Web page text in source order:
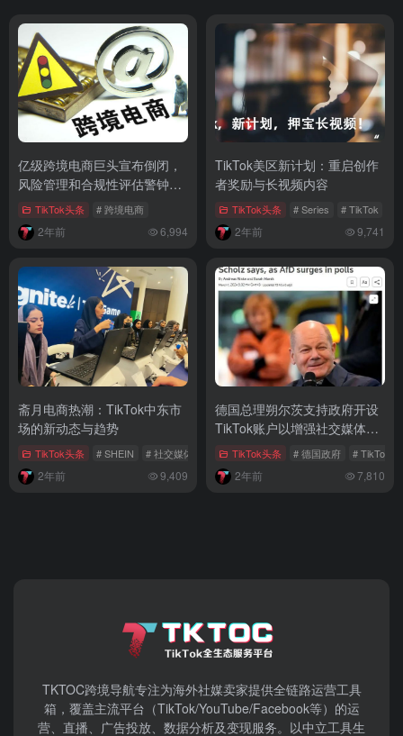
亿级跨境电商巨头宣布倒闭，
风险管理和合规性评估警钟再
响 TikTok头条 # 跨境电商
2年前 6,994
TikTok美区新计划：重启创作
者奖励与长视频内容
TikTok头条 # Series # TikTok
2年前 9,741
斋月电商热潮：TikTok中东市
场的新动态与趋势
TikTok头条 # SHEIN # 社交媒体营销 # 中东电商
2年前 9,409
德国总理朔尔茨支持政府开设
TikTok账户以增强社交媒体影
响力TikTok头条 # 德国政府 # TikTok账
2年前 7,810
TKTOC跨境导航​专注为海外社媒卖家提供全链路运营工具
箱，覆盖主流平台（TikTok/YouTube/Facebook等）​的运
营、直播、广告投放、数据分析及变现服务。以中立工具生